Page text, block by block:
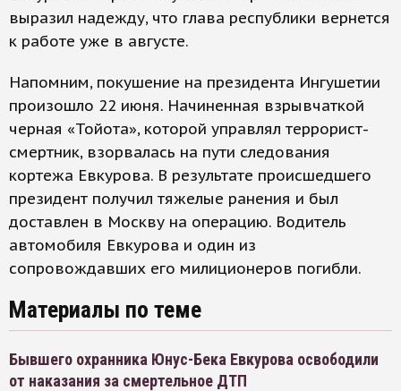
выразил надежду, что глава республики вернется
к работе уже в августе.
Напомним, покушение на президента Ингушетии
произошло 22 июня. Начиненная взрывчаткой
черная «Тойота», которой управлял террорист-
смертник, взорвалась на пути следования
кортежа Евкурова. В результате происшедшего
президент получил тяжелые ранения и был
доставлен в Москву на операцию. Водитель
автомобиля Евкурова и один из
сопровождавших его милиционеров погибли.
Материалы по теме
Бывшего охранника Юнус-Бека Евкурова освободили
от наказания за смертельное ДТП